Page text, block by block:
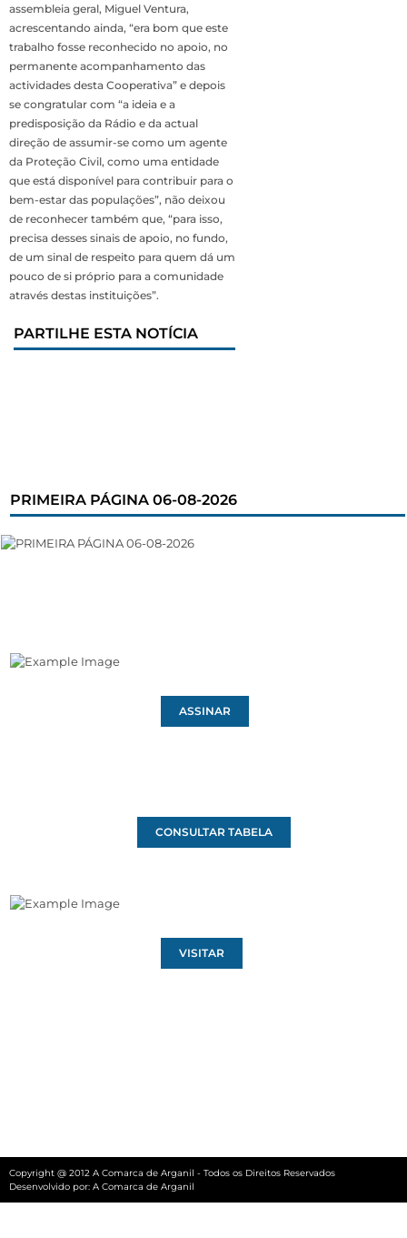
assembleia geral, Miguel Ventura,
acrescentando ainda, “era bom que este
trabalho fosse reconhecido no apoio, no
permanente acompanhamento das
actividades desta Cooperativa” e depois
se congratular com “a ideia e a
predisposição da Rádio e da actual
direção de assumir-se como um agente
da Proteção Civil, como uma entidade
que está disponível para contribuir para o
bem-estar das populações”, não deixou
de reconhecer também que, “para isso,
precisa desses sinais de apoio, no fundo,
de um sinal de respeito para quem dá um
pouco de si próprio para a comunidade
através destas instituições”.
PARTILHE ESTA NOTÍCIA
PRIMEIRA PÁGINA 06-08-2026
ASSINAR
CONSULTAR TABELA
VISITAR
Copyright @ 2012 A Comarca de Arganil - Todos os Direitos Reservados
Desenvolvido por: A Comarca de Arganil